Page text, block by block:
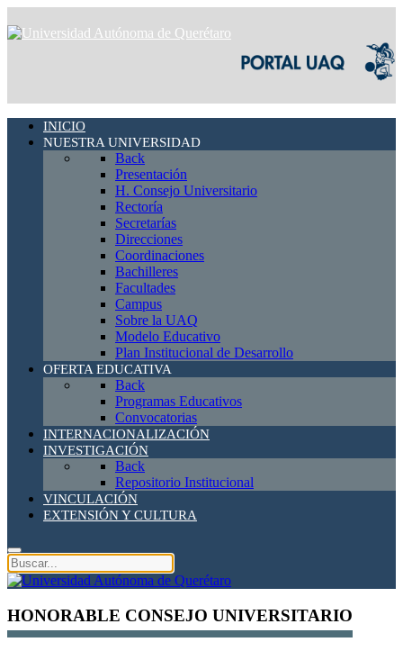
INICIO
NUESTRA UNIVERSIDAD
Back
Presentación
H. Consejo Universitario
Rectoría
Secretarías
Direcciones
Coordinaciones
Bachilleres
Facultades
Campus
Sobre la UAQ
Modelo Educativo
Plan Institucional de Desarrollo
OFERTA EDUCATIVA
Back
Programas Educativos
Convocatorias
INTERNACIONALIZACIÓN
INVESTIGACIÓN
Back
Repositorio Institucional
VINCULACIÓN
EXTENSIÓN Y CULTURA
HONORABLE CONSEJO UNIVERSITARIO